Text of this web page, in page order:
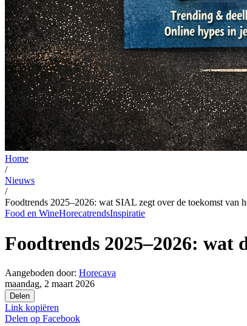
Home
/
Nieuws
/
Foodtrends 2025–2026: wat SIAL zegt over de toekomst van
Food en WineHorecatrendsInspiratie
Foodtrends 2025–2026: wat
Aangeboden door: Horecava
maandag, 2 maart 2026
Delen
Link kopiëren
Delen op Facebook